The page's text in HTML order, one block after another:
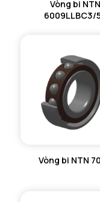
Vòng bi NTN
6009LLBC3/
Vòng bi NTN